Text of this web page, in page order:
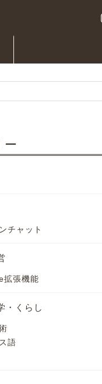
ー
チャット
拡張機能
・くらし
語